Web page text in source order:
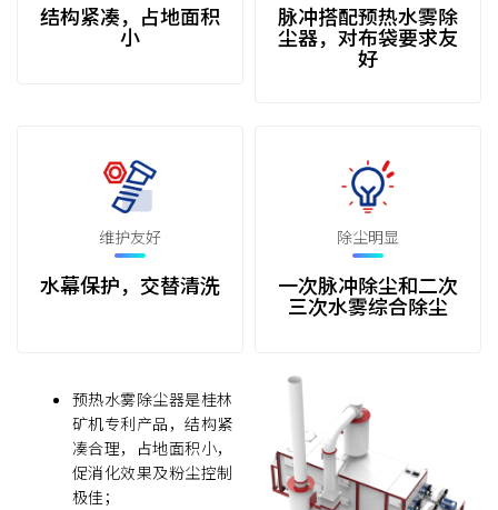
结构紧凑，占地面积
小
脉冲搭配预热水雾除
尘器，对布袋要求友
好
维护友好
水幕保护，交替清洗
除尘明显
一次脉冲除尘和二次
三次水雾综合除尘
预热水雾除尘器是桂林
矿机专利产品，结构紧
凑合理，占地面积小，
促消化效果及粉尘控制
极佳；